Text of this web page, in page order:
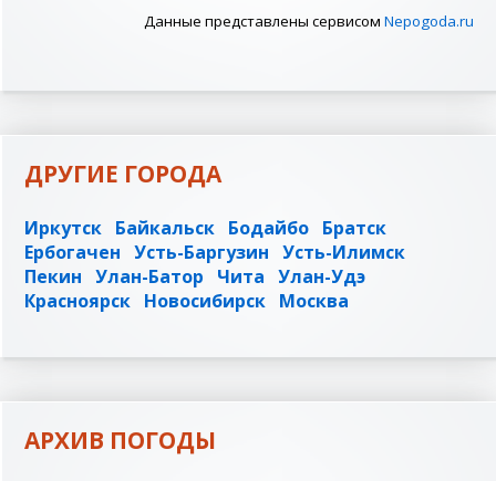
Данные представлены сервисом Nepogoda.ru
ДРУГИЕ ГОРОДА
Иркутск Байкальск Бодайбо Братск
Ербогачен Усть-Баргузин Усть-Илимск
Пекин Улан-Батор Чита Улан-Удэ
Красноярск Новосибирск Москва
АРХИВ ПОГОДЫ